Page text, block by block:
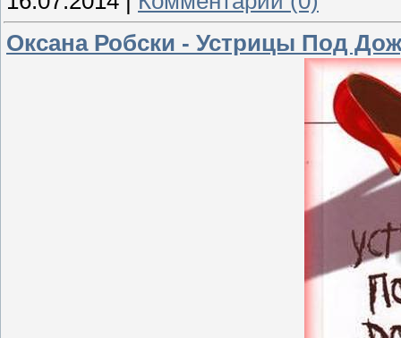
Оксана Робски - Устрицы Под